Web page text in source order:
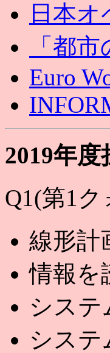
日本
「都市
Euro
2019年
Q1(第1
線形計
情報を
システ
システ